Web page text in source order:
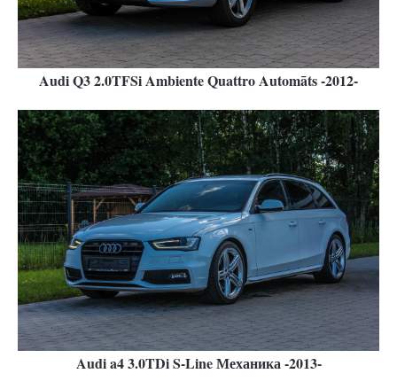
Audi Q3 2.0TFSi Ambiente Quattro Automāts -2012-
Audi a4 3.0TDi S-Line Механика -2013-